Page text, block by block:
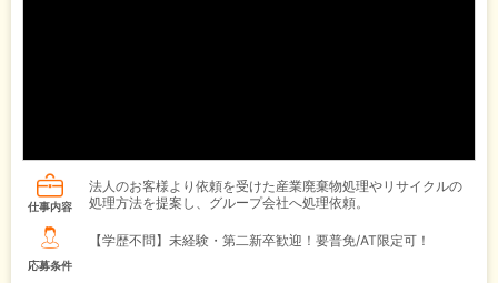
仕事内容
法人のお客様より依頼を受けた産業廃棄物処理やリサイクルの
処理方法を提案し、グループ会社へ処理依頼。
応募条件
【学歴不問】未経験・第二新卒歓迎！要普免/AT限定可！